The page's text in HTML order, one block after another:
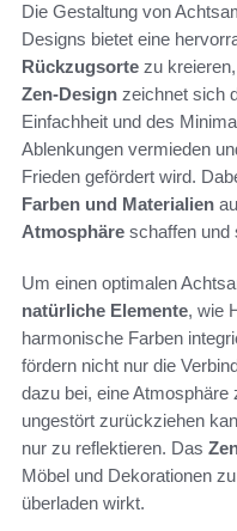
Die Gestaltung von
Designs bietet eine
Rückzugsorte zu
Zen-Design zeichnet sich
Einfachheit und des
Ablenkungen vermieden
Frieden gefördert wird.
Farben und Materialien
Atmosphäre schaffen und
Um einen optimalen
natürliche Elemente, wie
harmonische Farben
fördern nicht nur die
dazu bei, eine
ungestört zurückziehen
nur zu reflektieren. Das
Möbel und Dekorationen
überladen wirkt.